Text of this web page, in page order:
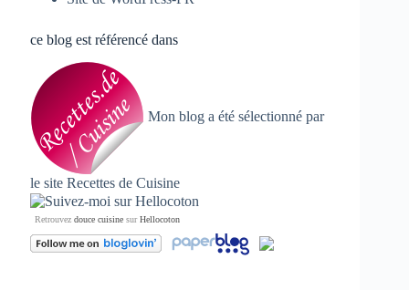
ce blog est référencé dans
Mon blog a été sélectionné par
le site Recettes de Cuisine
Retrouvez douce cuisine surHellocoton